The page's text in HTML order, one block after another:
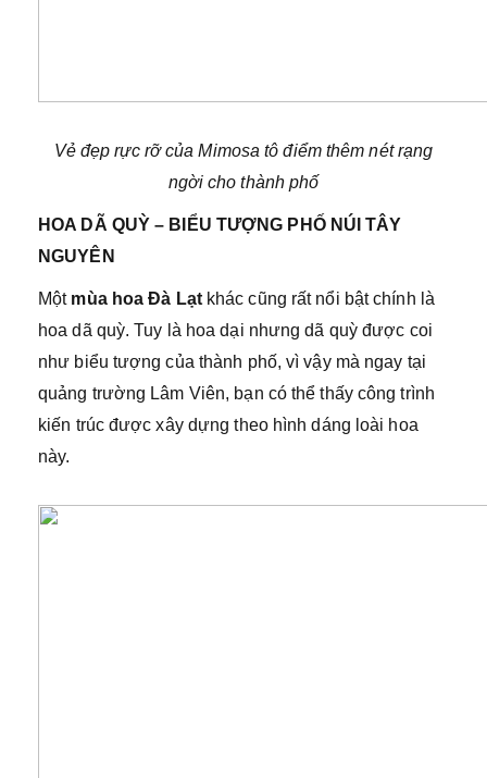
Vẻ đẹp rực rỡ của Mimosa tô điểm thêm nét rạng
ngời cho thành phố
HOA DÃ QUỲ – BIỂU TƯỢNG PHỐ NÚI TÂY
NGUYÊN
Một mùa hoa Đà Lạt khác cũng rất nổi bật chính là
hoa dã quỳ. Tuy là hoa dại nhưng dã quỳ được coi
như biểu tượng của thành phố, vì vậy mà ngay tại
quảng trường Lâm Viên, bạn có thể thấy công trình
kiến trúc được xây dựng theo hình dáng loài hoa
này.